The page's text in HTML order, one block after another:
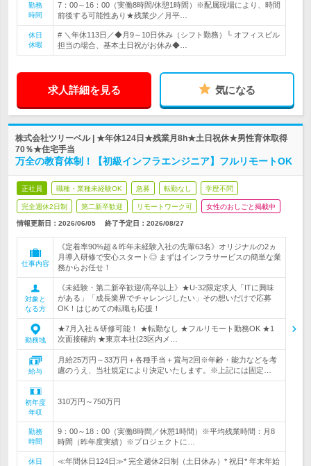
勤務
時間
7：00～16：00（実働8時間/休憩1時間）※配属現場により、時間
前後する可能性あり★残業少／月平…
休日
休暇
# ＼年休113日／◆月9～10日休み（シフト勤務）└ オフィスビル
担当の場合、基本土日祝がお休み◆…
求人詳細を見る 気になる
株式会社ツリーベル | ★年休124日★残業月8h★土日祝休★男性育休取得
70％★住宅手当
万全の教育体制！【初級インフラエンジニア】フルリモートOK
正社員 職種・業種未経験OK 急募 転勤なし 学歴不問
完全週休2日制 第二新卒歓迎 リモートワーク可 女性のおしごと掲載中
情報更新日：2026/06/05 終了予定日： 2026/08/27
仕事内容
《定着率90%超＆昨年未経験入社の先輩63名》オリジナルの2ヵ
月導入研修で安心スタート◎ まずはインフラサービスの簡単な業
務からお任せ！
対象と
なる方
《未経験・第二新卒歓迎/高卒以上》★U-32限定求人「ITに興味
がある」「成長業界でチャレンジしたい」その想いだけで応募
OK！はじめての転職も応援！
勤務地
★7月入社＆研修可能！ ★転勤なし ★フルリモート勤務OK ★1
次面接確約 ★東京本社(23区内メ…
給与
月給25万円～33万円＋各種手当＋賞与2回※年齢・能力などを考
慮のうえ、当社規定により決定いたします。※上記には固定…
初年度
年収
310万円～750万円
勤務
時間
9：00～18：00（実働8時間／休憩1時間）※平均残業時間：月8
時間（昨年度実績）※プロジェクトに…
休日
≪年間休日124日≫* 完全週休2日制（土日休み）* 祝日* 年末年始